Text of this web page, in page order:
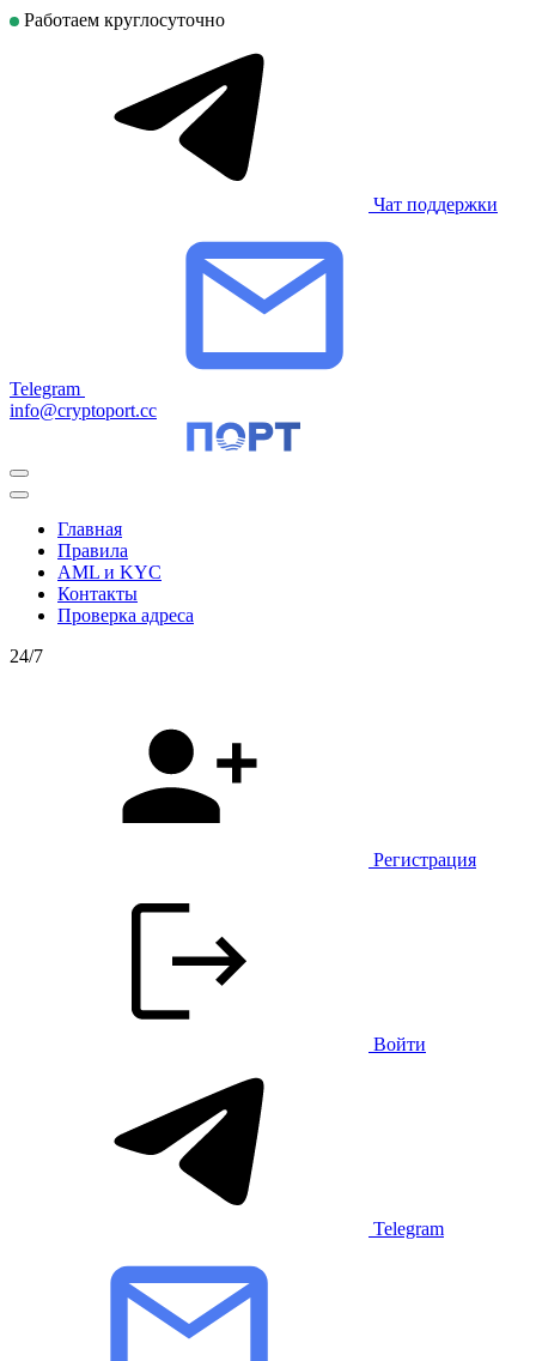
Работаем круглосуточно
Чат поддержки
Telegram
info@cryptoport.cc
Главная
Правила
AML и KYC
Контакты
Проверка адреса
24/7
Регистрация
Войти
Telegram